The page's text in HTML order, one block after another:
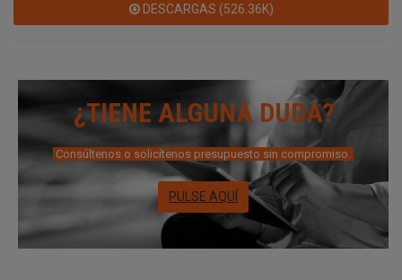
DESCARGAS (526.36K)
¿TIENE ALGUNA DUDA?
Consúltenos o solicítenos presupuesto sin compromiso.
PULSE AQUÍ